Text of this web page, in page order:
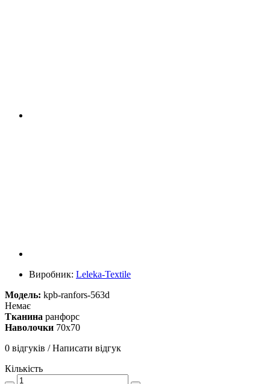
Виробник: Leleka-Textile
Модель: kpb-ranfors-563d
Немає
Тканина ранфорс
Наволочки 70х70
0 відгуків /Написати відгук
Кількість